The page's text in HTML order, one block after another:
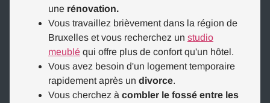
une rénovation.
Vous travaillez brièvement dans la région de
Bruxelles et vous recherchez un studio
meublé qui offre plus de confort qu'un hôtel.
Vous avez besoin d'un logement temporaire
rapidement après un divorce.
Vous cherchez à combler le fossé entre les